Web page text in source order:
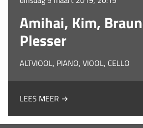
Amihai, Kim,
Plesser
ALTVIOOL, PIANO, VIOOL, CELLO
LEES MEER →